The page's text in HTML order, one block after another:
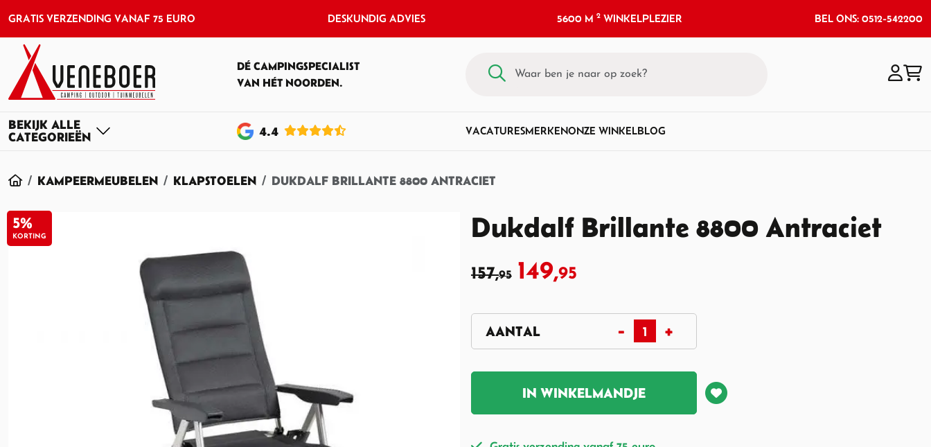
GRATIS VERZENDING VANAF 75 EURO DESKUNDIG ADVIES 5600 M2 WINKELPLEZIER BEL ONS: 0512-542200
DÉ CAMPINGSPECIALIST
VAN HÉT NOORDEN.
4.4 VACATURESMERKENONZE WINKELBLOG
HOMEKAMPEERMEUBELEN KLAPSTOELEN DUKDALF BRILLANTE 8800 ANTRACIET
5%
KORTING Dukdalf Brillante 8800 Antraciet
157,95 149,95
IN WINKELMANDJE